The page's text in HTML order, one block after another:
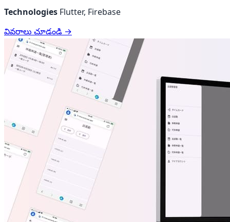
Technologies Flutter, Firebase
వివరాలు చూడండి →